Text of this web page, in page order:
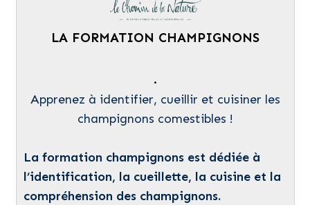
LA FORMATION CHAMPIGNONS
.
Apprenez à identifier, cueillir et cuisiner les
champignons comestibles !
La formation champignons est dédiée à
l’identification, la cueillette, la cuisine et la
compréhension des champignons.